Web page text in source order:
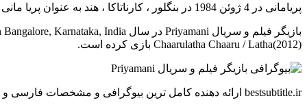
پریامانی در 4 ژوئن 1984 در بنگلور ، کارناتاکا ، هند به عنوان پریا مانی واسودف آایر متولد شد. او یک بازیگر زن است که به Paruthiveeran (2007) ، Vishnuvardhana (2011) و Chaarulatha (2012) معروف است.
Chaarulatha Chaaru / Latha(2012) بازی کرده است.
bestsubtitle.ir ارائه دهنده کامل ترین بیوگرافی و مشخصات فارسی و انگلیسی بازیگران